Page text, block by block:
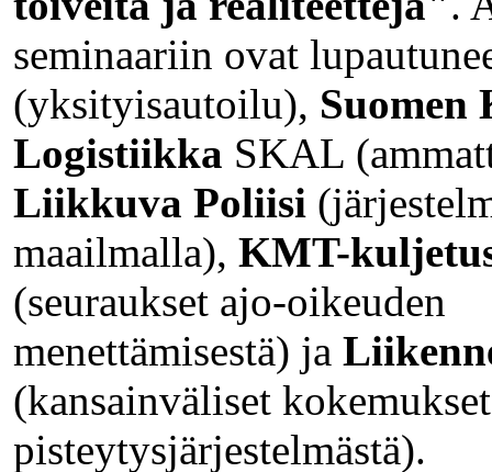
seminaariin ovat
(yksityisautoilu), Suomen
Logistiikka SKAL
Liikkuva Poliisi
maailmalla), KMT-
(seuraukset ajo-oikeuden
menettämisestä) ja
(kansainväliset kokemukset
pisteytysjärjestelmästä).